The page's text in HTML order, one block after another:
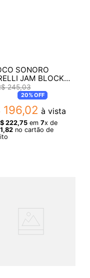
SONORO
JAM BLOCK
LOW PITCH
245,03
20%OFF
196,02 à vista
222,75em 7x de
,82no cartão de